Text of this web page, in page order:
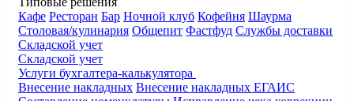
Кафе Ресторан Бар Ночной клуб Кофейня Шаурма
Столовая/кулинария Общепит Фастфуд Службы доставки
Складской учет
Складской учет
Услуги бухгалтера-калькулятора
Внесение накладных Внесение накладных ЕГАИС